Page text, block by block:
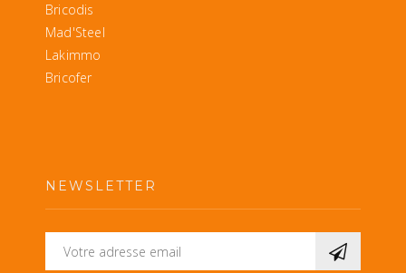
Bricodis
Mad'Steel
Lakimmo
Bricofer
NEWSLETTER